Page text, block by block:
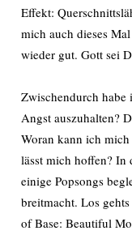
Effekt:
mich auch dieses
wieder gut. Gott sei
Zwischendurch
Angst auszuhalten?
Woran kann ich
lässt mich hoffen? In
einige Popsongs
breitmacht. Los
of Base: Beautiful